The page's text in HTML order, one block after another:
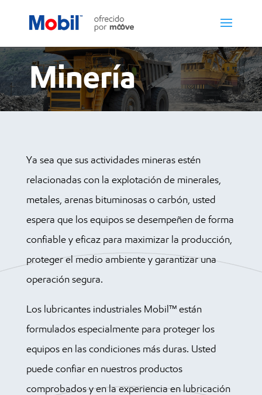
Minería
Ya sea que sus actividades mineras estén
relacionadas con la explotación de minerales,
metales, arenas bituminosas o carbón, usted
espera que los equipos se desempeñen de forma
confiable y eficaz para maximizar la producción,
proteger el medio ambiente y garantizar una
operación segura.
Los lubricantes industriales Mobil™ están
formulados especialmente para proteger los
equipos en las condiciones más duras. Usted
puede confiar en nuestros productos
comprobados y en la experiencia en lubricación